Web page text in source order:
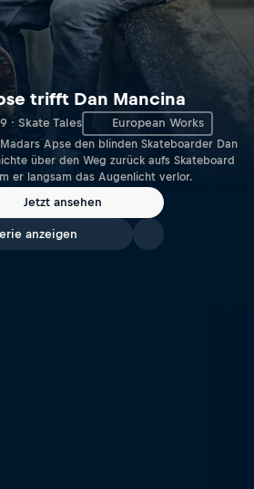
trifft Dan Mancina
· Skate Tales European Works
Apse den blinden Skateboarder Dan
über den Weg zurück aufs Skateboard
er langsam das Augenlicht verlor.
Jetzt ansehen
anzeigen